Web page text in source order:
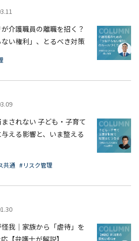
介護職員の離職を招く？
い権利」、とるべき対策
されない 子ども・子育て
える影響と、いま整える
共通 #リスク管理
我｜家族から「虐待」を
【弁護士が解説】